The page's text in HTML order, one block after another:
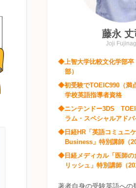
藤永 丈
Joji
◆上智大学比較文化学部卒
部）
◆初受験でTOEIC990（満
学校英語指導者資格
◆ニンテンドー3DS
ラム・スペシャルアド
◆日経HR「英語コミュニ
Business」特別講師（
◆日経メディカル「医師の
リッシュ」特別講師（
著者自身の受験英語への